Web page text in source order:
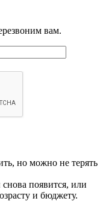
вам.
но можно не терять
появится, или
и бюджету.